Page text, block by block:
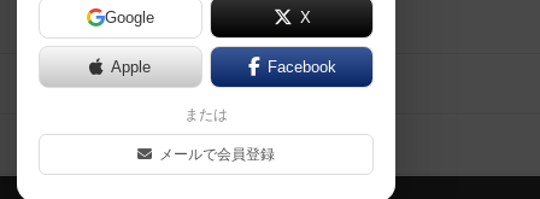
Google X
Apple Facebook
または
メールで会員登録
ボドとも・会員一覧
ボードゲーム業界コラム
ボドゲーマご利用案内